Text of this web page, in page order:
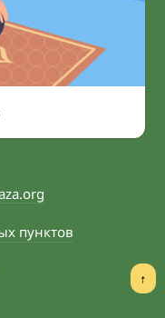
пунктов
↑